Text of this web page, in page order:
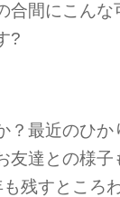
合間にこんな
?
？最近のひ
友達との様子
残すところ